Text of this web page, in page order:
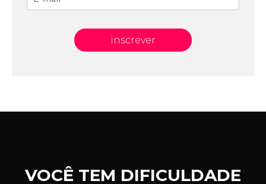
inscrever
VOCÊ TEM DIFICULDADE